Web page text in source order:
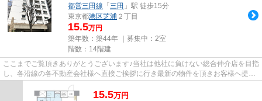
都営三田線 「 三田 」駅 徒歩15分
東京都港区芝浦 ２丁目
15.5万円
築年数：築44年 ｜募集中： 2室
階数：14階建
ここまでご覧頂きありがとうございます♪当社は他社に負けない総合仲介店を目指
し、各沿線の各不動産会社様へ直接ご挨拶に行き最新の物件を頂きお客様へ提供
しております！最新の情報は...
15.5万円